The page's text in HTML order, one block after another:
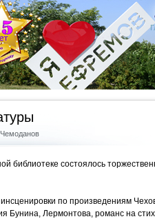
библиотеке состоялось
по произведениям
Бунина, Лермонтова, романс на